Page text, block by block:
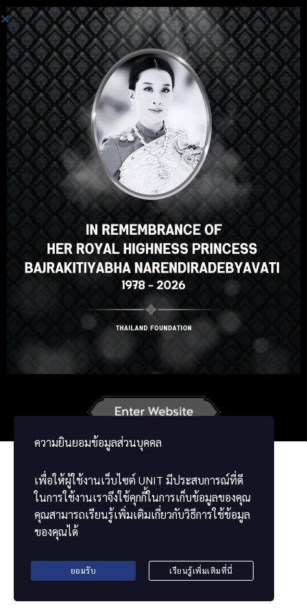
登录
嘿，那不错，对吧？您喜欢这
门课程吗？
登记课程
ความยินยอมข้อมูลส่วนบุคคล
เพื่อให้ผู้ใช้งานเว็บไซต์ UNIT มีประสบการณ์ที่ดี
ในการใช้งานเราจึงใช้คุกกี้ในการเก็บข้อมูลของคุณ
คุณสามารถเรียนรู้เพิ่มเติมเกี่ยวกับวิธีการใช้ข้อมูล
ของคุณได้
ยอมรับ เรียนรู้เพิ่มเติมที่นี่
Select your language
English ภาษาไทย
Korean Japanese
Vietnamese
ខ្មែរ